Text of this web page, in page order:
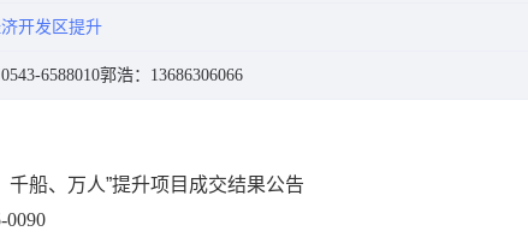
开发区提升
6588010郭浩：13686306066
千船、万人”提升项目成交结果公告
0090